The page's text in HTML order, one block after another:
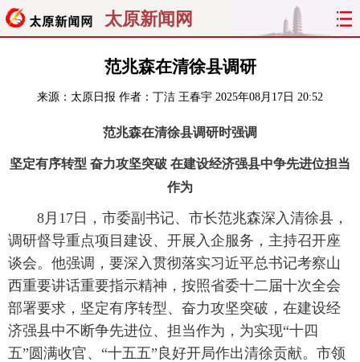
太原新闻网
聚焦 太原
经济 关注 文明 出行
曝光 综合
看天下 晋月读 最太原 网罗民生
太原日报 太原晚报 热评 社区
范兆森在清徐县调研
来源： 太原日报 作者：丁洁 王春宇 2025年08月17日 20:52
范兆森在清徐县调研时强调
坚定有序转型 奋力攻坚突破 在建设经济强县中争先进位担当
作为
8月17日，市委副书记、市长范兆森深入清徐县，
调研督导重点项目建设、开展入企服务，主持召开座
谈会。他强调，要深入贯彻落实习近平总书记考察山
西重要讲话重要指示精神，按照省委十二届十次全会
部署要求，坚定有序转型、奋力攻坚突破，在建设经
济强县中不断争先进位、担当作为，为实现“十四
五”圆满收官、“十五五”良好开局作出清徐贡献。市领